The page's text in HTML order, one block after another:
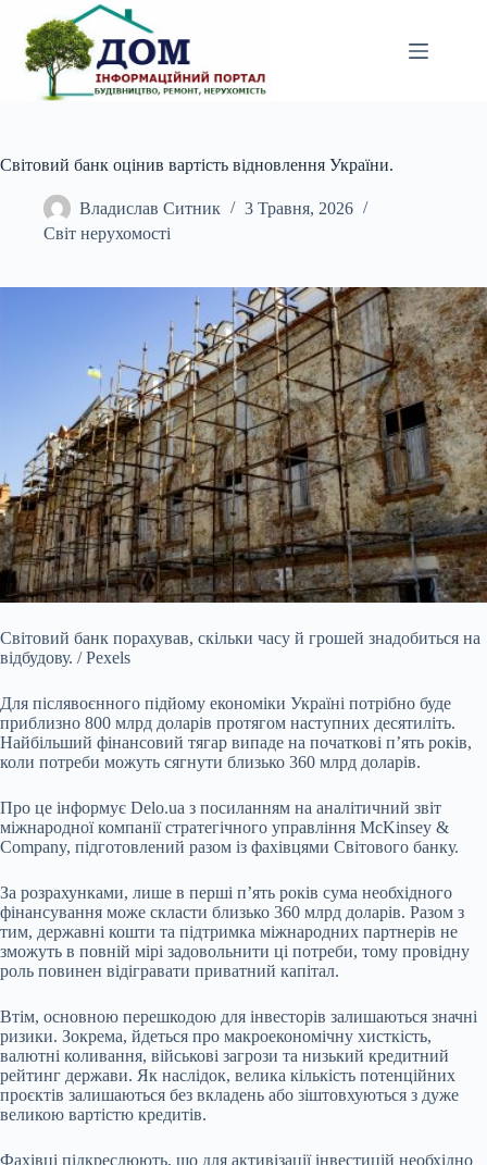
вмісту
Світовий банк оцінив вартість відновлення України.
Владислав Ситник
3 Травня, 2026
Світ нерухомості
Світовий банк порахував, скільки часу й грошей знадобиться на
відбудову. / Pexels
Для післявоєнного підйому економіки Україні потрібно буде
приблизно 800 млрд доларів протягом наступних десятиліть.
Найбільший фінансовий тягар випаде на початкові п’ять років,
коли потреби можуть сягнути близько 360 млрд доларів.
Про це інформує Delo.ua з посиланням на аналітичний звіт
міжнародної компанії стратегічного управління McKinsey &
Company, підготовлений разом із фахівцями Світового банку.
За розрахунками, лише в перші п’ять років сума необхідного
фінансування може скласти близько 360 млрд доларів. Разом з
тим, державні кошти та підтримка міжнародних партнерів не
зможуть в повній мірі задовольнити ці потреби, тому провідну
роль повинен відігравати приватний капітал.
Втім, основною перешкодою для інвесторів залишаються значні
ризики. Зокрема, йдеться про макроекономічну хисткість,
валютні коливання, військові загрози та низький кредитний
рейтинг держави. Як наслідок, велика кількість потенційних
проєктів залишаються без вкладень або зіштовхуються з дуже
великою вартістю кредитів.
Фахівці підкреслюють, що для активізації інвестицій необхідно